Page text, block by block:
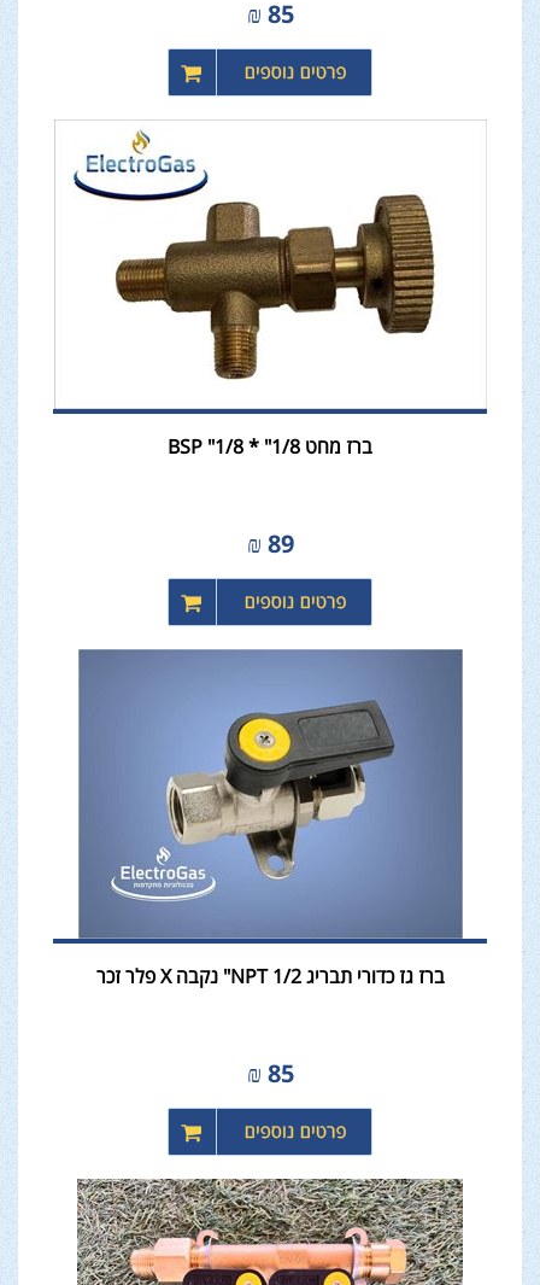
85
₪
ברז מחט 1/8" * 1/8" BSP
89
₪
ברז גז כדורי תבריג NPT 1/2" נקבה X פלר זכר
85
₪